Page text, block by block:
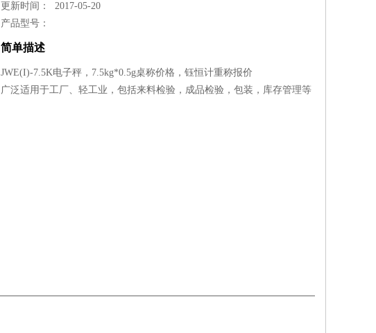
更新时间： 2017-05-20
产品型号：
简单描述
JWE(I)-7.5K电子秤，7.5kg*0.5g桌称价格，钰恒计重称报价
广泛适用于工厂、轻工业，包括来料检验，成品检验，包装，库存管理等